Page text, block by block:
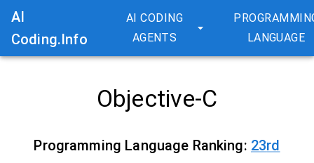
AI
Coding.Info
AI CODING
AGENTS
LANGUAGE
Objective-C
Programming Language Ranking: 23rd